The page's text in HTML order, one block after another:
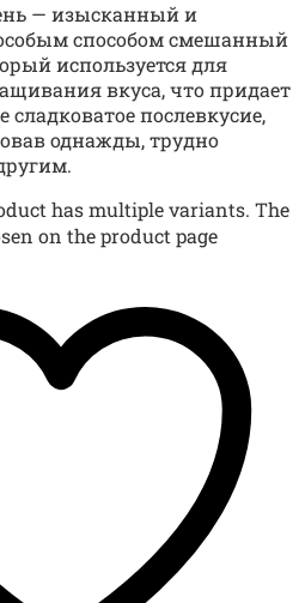
— изысканный и
способом смешанный
используется для
вкуса, что придает
послевкусие,
однажды, трудно
has multiple variants. The
on the product page